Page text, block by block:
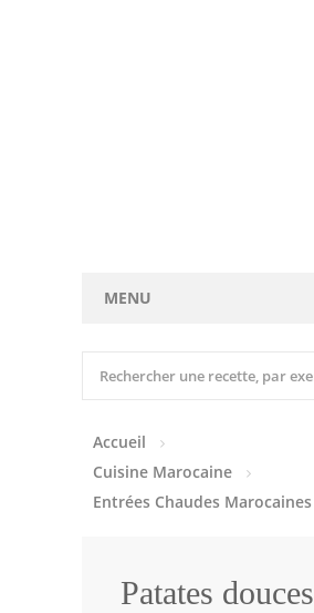
MENU
Entrées Froides
Tajines
Viandes
Accueil
Cuisine Marocaine
Entrées Chaudes Marocaines
Patates douces